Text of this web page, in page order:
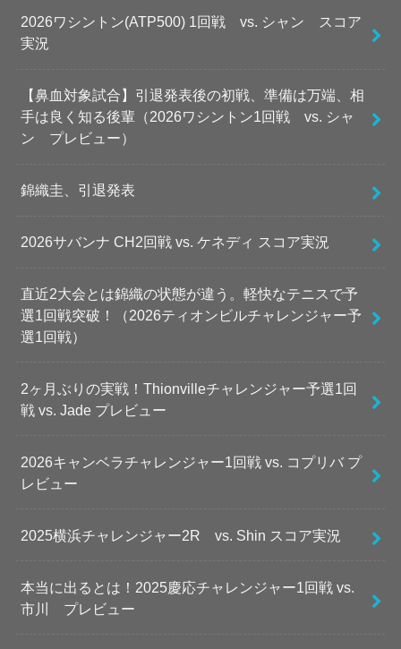
2026ワシントン(ATP500) 1回戦 vs. シャン スコア
実況
【鼻血対象試合】引退発表後の初戦、準備は万端、相
手は良く知る後輩（2026ワシントン1回戦 vs. シャ
ン プレビュー）
錦織圭、引退発表
2026サバンナ CH2回戦 vs. ケネディ スコア実況
直近2大会とは錦織の状態が違う。軽快なテニスで予
選1回戦突破！（2026ティオンビルチャレンジャー予
選1回戦）
2ヶ月ぶりの実戦！Thionvilleチャレンジャー予選1回
戦 vs. Jade プレビュー
2026キャンベラチャレンジャー1回戦 vs. コプリバ プ
レビュー
2025横浜チャレンジャー2R vs. Shin スコア実況
本当に出るとは！2025慶応チャレンジャー1回戦 vs.
市川 プレビュー